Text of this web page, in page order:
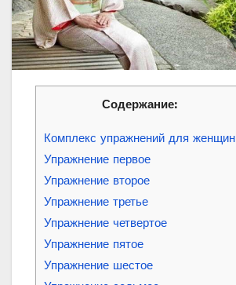
Содержание:
Комплекс упражнений для женщин
Упражнение первое
Упражнение второе
Упражнение третье
Упражнение четвертое
Упражнение пятое
Упражнение шестое